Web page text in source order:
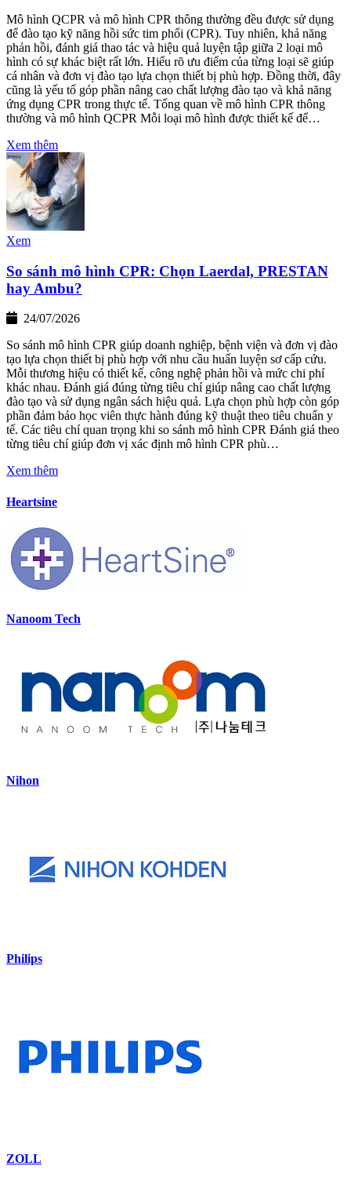
Mô hình QCPR và mô hình CPR thông thường đều được sử dụng
để đào tạo kỹ năng hồi sức tim phổi (CPR). Tuy nhiên, khả năng
phản hồi, đánh giá thao tác và hiệu quả luyện tập giữa 2 loại mô
hình có sự khác biệt rất lớn. Hiểu rõ ưu điểm của từng loại sẽ giúp
cá nhân và đơn vị đào tạo lựa chọn thiết bị phù hợp. Đồng thời, đây
cũng là yếu tố góp phần nâng cao chất lượng đào tạo và khả năng
ứng dụng CPR trong thực tế. Tổng quan về mô hình CPR thông
thường và mô hình QCPR Mỗi loại mô hình được thiết kế để…
Xem thêm
Xem
So sánh mô hình CPR: Chọn Laerdal, PRESTAN
hay Ambu?
24/07/2026
So sánh mô hình CPR giúp doanh nghiệp, bệnh viện và đơn vị đào
tạo lựa chọn thiết bị phù hợp với nhu cầu huấn luyện sơ cấp cứu.
Mỗi thương hiệu có thiết kế, công nghệ phản hồi và mức chi phí
khác nhau. Đánh giá đúng từng tiêu chí giúp nâng cao chất lượng
đào tạo và sử dụng ngân sách hiệu quả. Lựa chọn phù hợp còn góp
phần đảm bảo học viên thực hành đúng kỹ thuật theo tiêu chuẩn y
tế. Các tiêu chí quan trọng khi so sánh mô hình CPR Đánh giá theo
từng tiêu chí giúp đơn vị xác định mô hình CPR phù…
Xem thêm
Heartsine
Nanoom Tech
Nihon
Philips
ZOLL